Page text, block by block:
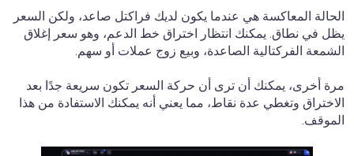
الحالة المعاكسة هي عندما يكون لديك فراكتل صاعد، ولكن السعر
يظل في نطاق. يمكنك انتظار اختراق خط الدعم، وهو سعر إغلاق
الشمعة الفركتالية الصاعدة، وبيع زوج عملات أو سهم.
مرة أخرى، يمكنك أن ترى أن حركة السعر تكون سريعة جدًا بعد
الاختراق وتغطي عدة نقاط، مما يعني أنه يمكنك الاستفادة من هذا
الموقف.